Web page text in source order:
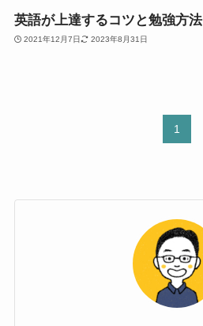
英語が上達するコツと勉強方法
2021年12月7日 2023年8月31日
1